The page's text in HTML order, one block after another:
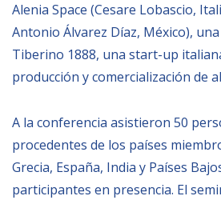
Alenia Space (Cesare Lobascio,
Antonio Álvarez Díaz, México),
Tiberino 1888, una start-up
producción y comercialización de
A la conferencia asistieron 50
procedentes de los países
Grecia, España, India y Países
participantes en presencia. El